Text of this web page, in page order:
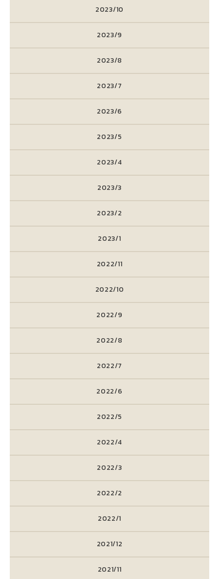
2023/10
2023/9
2023/8
2023/7
2023/6
2023/5
2023/4
2023/3
2023/2
2023/1
2022/11
2022/10
2022/9
2022/8
2022/7
2022/6
2022/5
2022/4
2022/3
2022/2
2022/1
2021/12
2021/11